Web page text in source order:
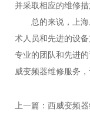
并采取相应的维修
总的来说，上海
术人员和先进的设
专业的团队和先进
威变频器维修服务，
上一篇： 西威变频